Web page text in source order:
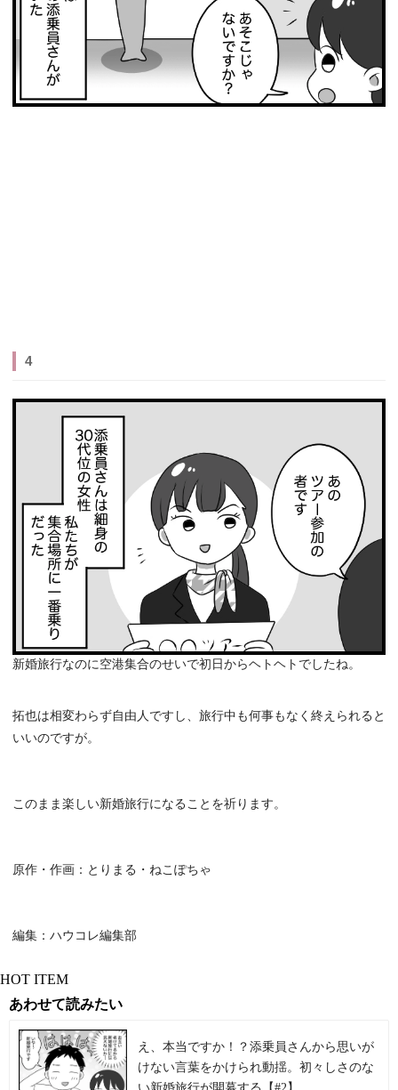
4
新婚旅行なのに空港集合のせいで初日からヘトヘトでしたね。
拓也は相変わらず自由人ですし、旅行中も何事もなく終えられると
いいのですが。
このまま楽しい新婚旅行になることを祈ります。
原作・作画：とりまる・ねこぽちゃ
編集：ハウコレ編集部
HOT ITEM
あわせて読みたい
え、本当ですか！？添乗員さんから思いが
けない言葉をかけられ動揺。初々しさのな